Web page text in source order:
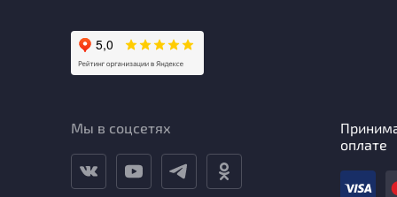
Мы в соцсетях
оплате